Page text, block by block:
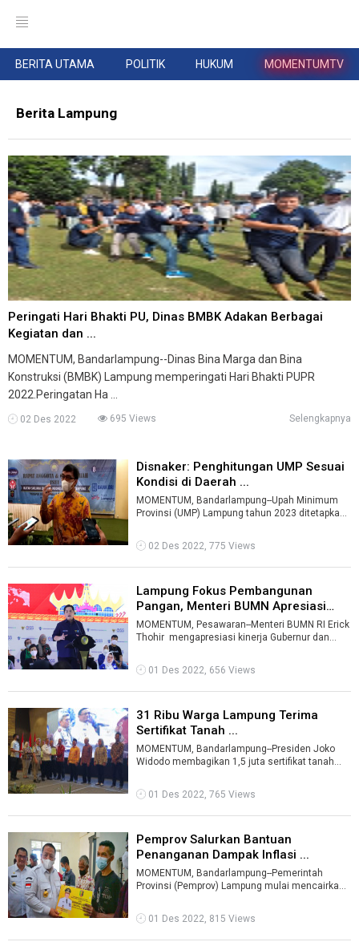
BERITA UTAMA POLITIK HUKUM MOMENTUMTV
Berita Lampung
Peringati Hari Bhakti PU, Dinas BMBK Adakan Berbagai
Kegiatan dan ...
MOMENTUM, Bandarlampung--Dinas Bina Marga dan Bina
Konstruksi (BMBK) Lampung memperingati Hari Bhakti PUPR
2022.Peringatan Ha ...
02 Des 2022 695 Views Selengkapnya
Disnaker: Penghitungan UMP Sesuai
Kondisi di Daerah ...
MOMENTUM, Bandarlampung--Upah Minimum
Provinsi (UMP) Lampung tahun 2023 ditetapkan
02 Des 2022, 775 Views
Lampung Fokus Pembangunan
Pangan, Menteri BUMN Apresiasi
Gubernur ...
MOMENTUM, Pesawaran--Menteri BUMN RI Erick
Thohir mengapresiasi kinerja Gubernur dan
01 Des 2022, 656 Views
31 Ribu Warga Lampung Terima
Sertifikat Tanah ...
MOMENTUM, Bandarlampung--Presiden Joko
Widodo membagikan 1,5 juta sertifikat tanah
01 Des 2022, 765 Views
Pemprov Salurkan Bantuan
Penanganan Dampak Inflasi ...
MOMENTUM, Bandarlampung--Pemerintah
Provinsi (Pemprov) Lampung mulai mencairkam
Rp7 ...
01 Des 2022, 815 Views